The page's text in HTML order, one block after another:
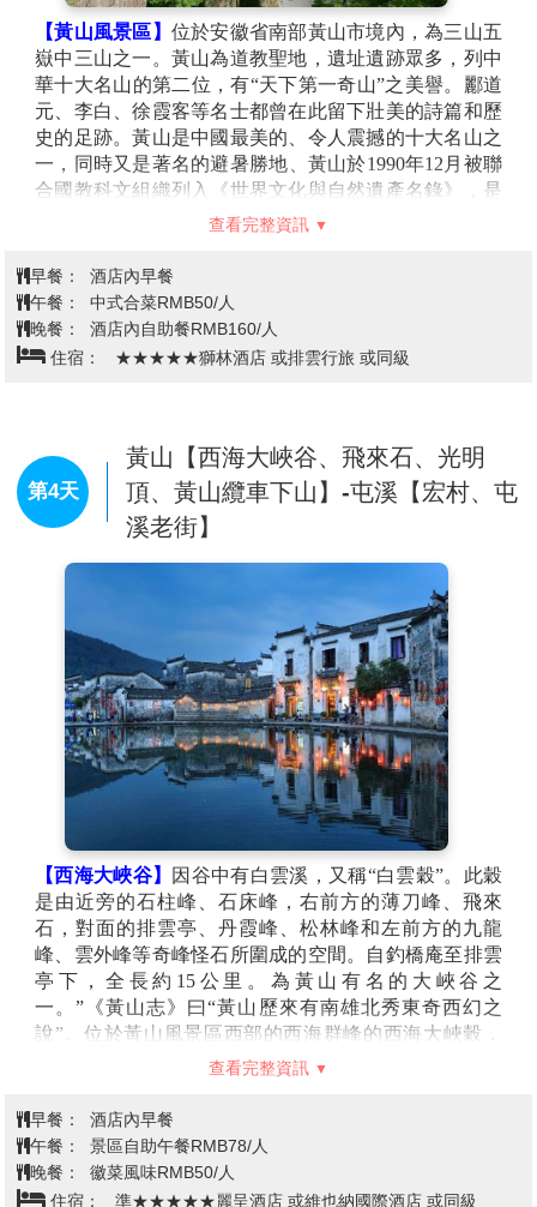
展與交流，特別是對沿線地區工農業經濟的發展起了巨
大作用。
【明清河坊街】 位於杭州市上城區南宋都城臨安城遺址
的中心位置，西承西湖文化景觀，東接京杭大運河。街
區北至西湖大道，南至鼓樓，西至吳山廣場，東至中河
中路，佔地約22萬平方米，主街長度超1800公尺。清河
坊歷史街區是中國開放式街巷制的起源地，也是目前杭
州城內歷史淵源最深厚、歷史地位最突出、最具代表性
的一條歷史文化名街。清河坊歷史街區區位優越、旅遊
遊客體驗「宋韻杭州」的必到之地，年接待市民遊客
2000多萬人次，在國內外享有盛譽。清河坊歷史街區自
2001年開街以來，受到各級政府的重視和支持，先後榮
膺“中國歷史文化街區”“中國民間文化街”“中華老字號第
到景靈宮朝拜祖宗時的專用道路，全長約4185米，是臨
安城的中軸線。禦街南起皇城北門和寧門(今萬松嶺和鳳
凰山腳路交叉口)，經朝天門(今鼓樓)、中山中路、中山
北路、觀橋(今貫橋)到今鳳起路、武林路交叉口一帶。
【黃山風景區】 位於安徽省南部黃山市境內，為三山五
嶽中三山之一。黃山為道教聖地，遺址遺跡眾多，列中
華十大名山的第二位，有“天下第一奇山”之美譽。酈道
元、李白、徐霞客等名士都曾在此留下壯美的詩篇和歷
史的足跡。黃山是中國最美的、令人震撼的十大名山之
一，同時又是著名的避暑勝地、黃山於1990年12月被聯
合國教科文組織列入《世界文化與自然遺產名錄》，是
中國第二個同時作為文化、自然雙重遺產列入名錄的風
山”，因傳說中華民族的始祖軒轅黃帝曾在此修煉升
仙。唐天寶六年（西元747年）六月十六日改現名，這
一天還被唐玄宗欽定為黃山的生日。黃山以其奇偉俏
麗、靈秀多姿著稱於世。這裏還是一座資源豐富、生態
海、溫泉“四絕”著稱，是大自然造化中的奇跡，歷來享
有“五嶽歸來不看山，黃山歸來不看嶽”的美譽。
【北海景區】 位於黃山中部，坐落在光明頂、貢陽山、
白鵝嶺和始信峰之間，東連雲谷景區，南接玉屏景區，
西可至釣橋景區，北近松穀景區，是一片海拔在1600米
左右的高山開闊區域，面積1316公頃，是國家AAAAA
級旅遊景區。黃山北海景區的氣候屬於亞熱帶季風氣
候，景區以峰為體，彙集了峰、石、塢、台、松、雲奇
景，天工的奇妙佈局。主要景點包括白鵝嶺、飛來石、
夫子峰、光明頂、夢筆生花、排雲亭、獅子峰、始信峰
和臥龍松等。這些景點各具特色，如白鵝嶺是觀賞雲海
的絕佳地點，飛來石則因其奇特的形狀和《紅樓夢》中
的出鏡而聞名。光明頂則是黃山第二高峰，提供了觀賞
日出和雲海的好視角。
是黃山風景區北海以東1公里處的山峰，海
拔1668米，以巧石爭妍、奇松林立、三面臨空著稱，為
黃山36峰之一。峰頂有渡仙橋、接引松等景觀，石筍矼
因怪石林立被稱為"黃山第一奇觀"。峰名源於明代黃習
遠遊覽後題名"始信"，意指至此方信黃山之奇。
【排雲亭】位於黃山風景區西海門，這裏面對群峰大
壑，視野開闊，是觀賞黃山秀色最佳處之一。俯瞰是深
廣的西海峽谷；仰視是並列的西海峰林。晴天陽光射入
峰林，明暗不同，立體感特強；霧日則山色空朦，變幻
萬狀。有時濃霧隨大風奔流，勢若大江大河，蔚為壯
散，故名“排雲亭”。如值落日沉垂、晚霞飛射，立亭前
遠眺，更是一番美妙景象，使人流連忘返，歎為觀止、
當代後奕齋曾有詩贊曰；颯颯秋風淡淡天，石亭小坐捕
飛煙。疑樓突兀千尋谷，蒼樹蔥寵萬丈淵，霧鎖青峰浮
查看完整資訊
早餐：
酒店內早餐
午餐：
中式合菜RMB50/人
晚餐：
酒店內自助餐RMB160/人
住宿：
★★★★★獅林酒店 或排雲行旅 或同級
第4天
黃山【西海大峽谷、飛來石、光明
頂、黃山纜車下山】-屯溪【宏村、屯
溪老街】
【西海大峽谷】 因谷中有白雲溪，又稱“白雲穀”。此穀
是由近旁的石柱峰、石床峰，右前方的薄刀峰、飛來
石，對面的排雲亭、丹霞峰、松林峰和左前方的九龍
峰、雲外峰等奇峰怪石所圍成的空間。自釣橋庵至排雲
亭下，全長約15公里。為黃山有名的大峽谷之
一。”《黃山志》曰“黃山歷來有南雄北秀東奇西幻之
說”。位於黃山風景區西部的西海群峰的西海大峽穀，
是黃山大美西海風景區中最秀麗以奇秀著稱，眾多的巧
斫般，巨型石片壘積木似地堆積起來，形成破碎狀的峰
森坐落在深谷之中。
【飛來石】位於區天矼的一塊平坦岩石上，為自然風化
生成。兩大岩石之間的接觸面很小，似從天外飛來，故
查看完整資訊
早餐：
酒店內早餐
午餐：
景區自助午餐RMB78/人
晚餐：
徽菜風味RMB50/人
住宿：
準★★★★★麗呈酒店 或維也納國際酒店 或同級